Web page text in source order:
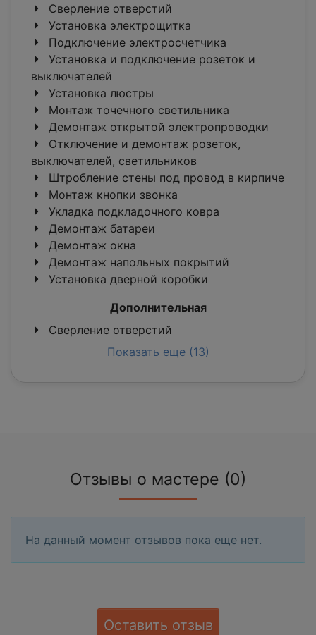
Сверление отверстий
Установка электрощитка
Подключение электросчетчика
Установка и подключение розеток и
выключателей
Установка люстры
Монтаж точечного светильника
Демонтаж открытой электропроводки
Отключение и демонтаж розеток,
выключателей, светильников
Штробление стены под провод в кирпиче
Монтаж кнопки звонка
Укладка подкладочного ковра
Демонтаж батареи
Демонтаж окна
Демонтаж напольных покрытий
Установка дверной коробки
Дополнительная
Сверление отверстий
Показать еще (13)
Отзывы о мастере (0)
На данный момент отзывов пока еще нет.
Оставить отзыв